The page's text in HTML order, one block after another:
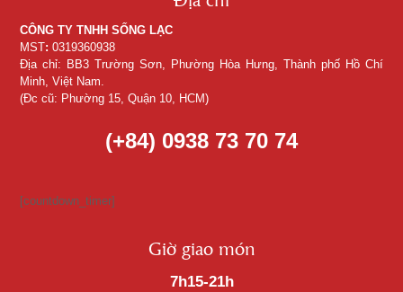
CÔNG TY TNHH SỐNG LẠC
MST: 0319360938
Địa chỉ: BB3 Trường Sơn, Phường Hòa Hưng, Thành phố Hồ Chí
Minh, Việt Nam.
(Đc cũ: Phường 15, Quận 10, HCM)
(+84) 0938 73 70 74
[countdown_timer]
Giờ giao món
7h15-21h